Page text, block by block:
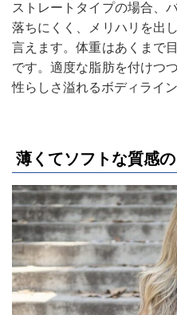
ストレートタイプの場合、
落ちにくく、メリハリを出
言えます。体重はあくまで
です。適度な脂肪を付けつ
性らしさ溢れるボディライ
薄くてソフトな質感の